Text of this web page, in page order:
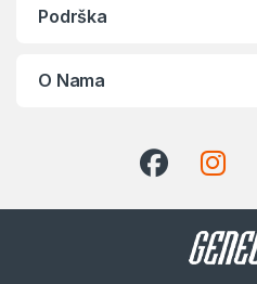
Podrška
O Nama